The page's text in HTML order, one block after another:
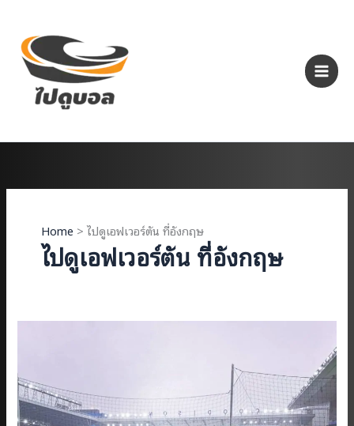
content
Home ไปดูเอฟเวอร์ตัน ที่อังกฤษ
ไปดูเอฟเวอร์ตัน ที่อังกฤษ